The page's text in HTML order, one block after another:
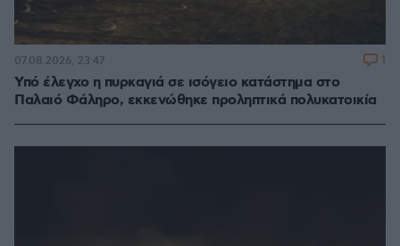
Υπό έλεγχο η πυρκαγιά σε ισόγειο κατάστημα στο
Παλαιό Φάληρο, εκκενώθηκε προληπτικά πολυκατοικία
07.08.2026, 23:47 1